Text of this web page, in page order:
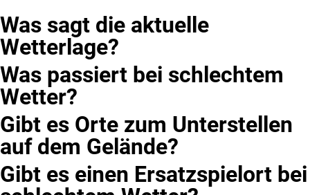
Was sagt die aktuelle
Wetterlage?
Was passiert bei schlechtem
Wetter?
Gibt es Orte zum Unterstellen
auf dem Gelände?
Gibt es einen Ersatzspielort bei